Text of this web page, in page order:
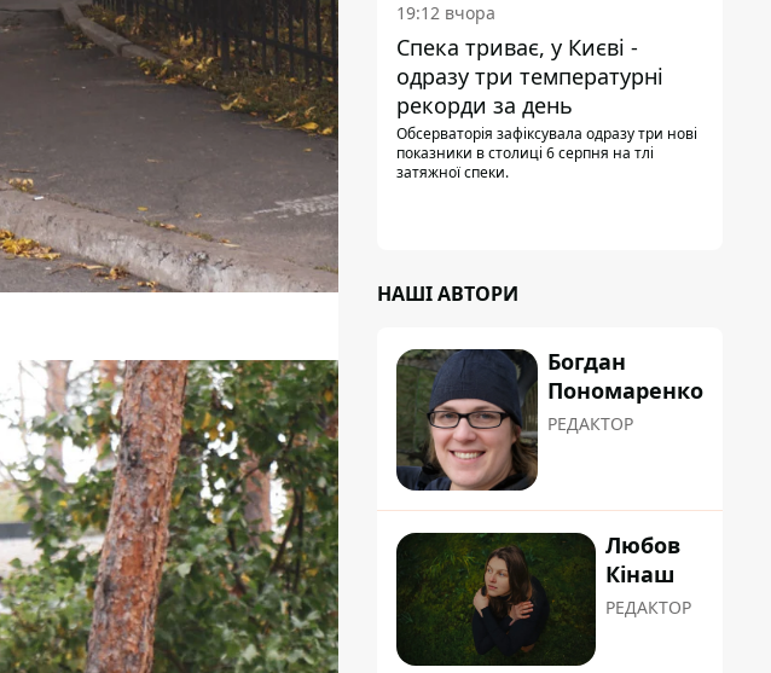
19:12 вчора
Спека триває, у Києві -
одразу три температурні
рекорди за день
Обсерваторія зафіксувала одразу три нові
показники в столиці 6 серпня на тлі
затяжної спеки.
НАШІ АВТОРИ
Богдан
Пономаренко
РЕДАКТОР
Любов
Кінаш
РЕДАКТОР